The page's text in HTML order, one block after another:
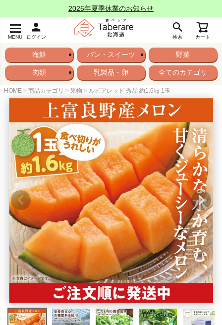
2026年夏季休業のお知らせ
MENU ログイン 検索 カート
海鮮 パン・スイーツ 野菜
肉類 乳製品・卵 全てのカテゴリ
HOME 商品カテゴリ 果物 ルピアレッド 秀品 約1.6㎏ 1玉